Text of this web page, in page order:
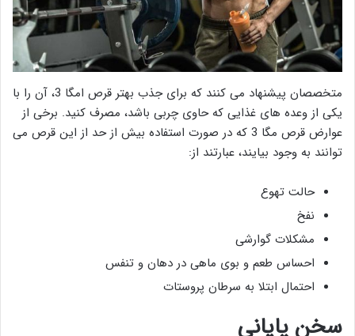
متخصصان پیشنهاد می کنند که برای جذب بهتر قرص امگا 3، آن را با
یکی از وعده های غذایی که حاوی چربی باشد، مصرف کنید. برخی از
عوارض قرص مگا 3 که در صورت استفاده بیش از حد از این قرص می
توانند به وجود بیایند، عبارتند از:
حالت تهوع
نفخ
مشکلات گوارشی
احساس طعم و بوی ماهی در دهان و تنفس
احتمال ابتلا به سرطان پروستات
سخن پایانی